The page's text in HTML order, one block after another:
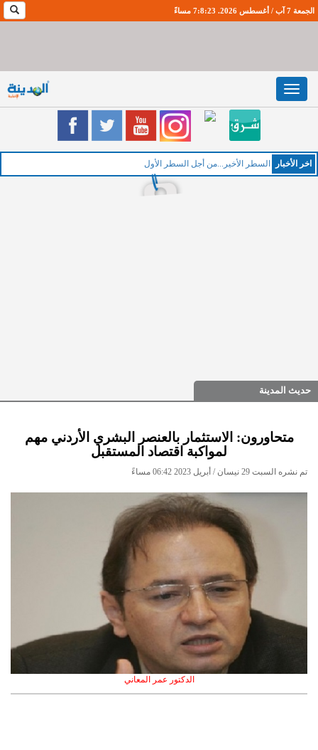
الجمعة 7 آب / أغسطس 2026. 7:8:23 مساءً
Toggle
navigation
اخر اﻷخبار الخمي
حديث المدينة
متحاورون: الاستثمار بالعنصر البشري الأردني مهم
لمواكبة اقتصاد المستقبل
تم نشره السبت 29 نيسان / أبريل 2023 06:42 مساءً
الدكتور عمر المعاني